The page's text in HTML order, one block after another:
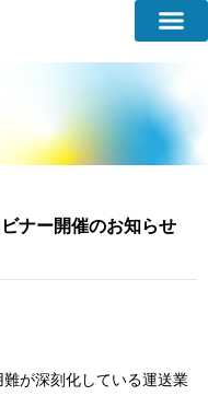
ナー開催のお知らせ
が深刻化している運送業